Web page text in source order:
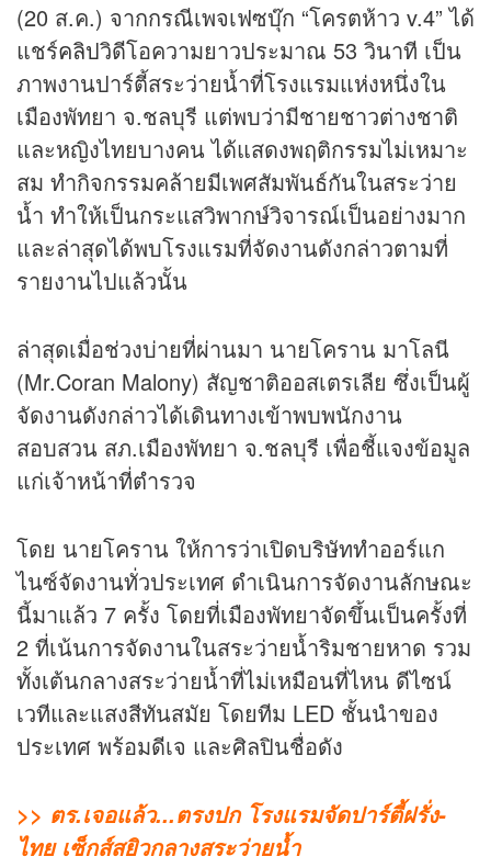
(20 ส.ค.) จากกรณีเพจเฟซบุ๊ก “โครตห้าว v.4” ได้
แชร์คลิปวิดีโอความยาวประมาณ 53 วินาที เป็น
ภาพงานปาร์ตี้สระว่ายน้ำที่โรงแรมแห่งหนึ่งใน
เมืองพัทยา จ.ชลบุรี แต่พบว่ามีชายชาวต่างชาติ
และหญิงไทยบางคน ได้แสดงพฤติกรรมไม่เหมาะ
สม ทำกิจกรรมคล้ายมีเพศสัมพันธ์กันในสระว่าย
น้ำ ทำให้เป็นกระแสวิพากษ์วิจารณ์เป็นอย่างมาก
และล่าสุดได้พบโรงแรมที่จัดงานดังกล่าวตามที่
รายงานไปแล้วนั้น
ล่าสุดเมื่อช่วงบ่ายที่ผ่านมา นายโคราน มาโลนี
(Mr.Coran Malony) สัญชาติออสเตรเลีย ซึ่งเป็นผู้
จัดงานดังกล่าวได้เดินทางเข้าพบพนักงาน
สอบสวน สภ.เมืองพัทยา จ.ชลบุรี เพื่อชี้แจงข้อมูล
แก่เจ้าหน้าที่ตำรวจ
โดย นายโคราน ให้การว่าเปิดบริษัททำออร์แก
ไนซ์จัดงานทั่วประเทศ ดำเนินการจัดงานลักษณะ
นี้มาแล้ว 7 ครั้ง โดยที่เมืองพัทยาจัดขึ้นเป็นครั้งที่
2 ที่เน้นการจัดงานในสระว่ายน้ำริมชายหาด รวม
ทั้งเต้นกลางสระว่ายน้ำที่ไม่เหมือนที่ไหน ดีไซน์
เวทีและแสงสีทันสมัย โดยทีม LED ชั้นนำของ
ประเทศ พร้อมดีเจ และศิลปินชื่อดัง
>> ตร.เจอแล้ว...ตรงปก โรงแรมจัดปาร์ตี้ฝรั่ง-
ไทย เซ็กส์สยิวกลางสระว่ายน้ำ